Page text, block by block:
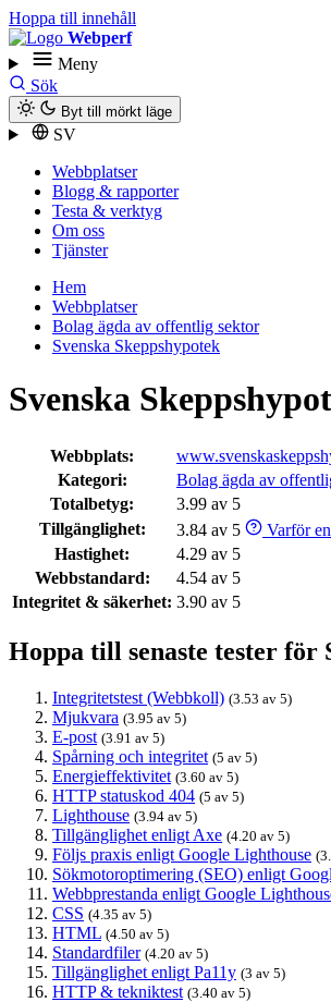
Hoppa till innehåll
Webperf
Meny
Sök
Byt till mörkt läge
SV
Webbplatser
Blogg & rapporter
Testa & verktyg
Om oss
Tjänster
Hem
Webbplatser
Bolag ägda av offentlig sektor
Svenska Skeppshypotek
Svenska
Webbplats:
Kategori:
Bolag ägda av
Totalbetyg:
3.99 av 5
Tillgänglighet:
3.84 av 5
Varför
Hastighet:
4.29 av 5
Webbstandard:
4.54 av 5
Integritet & säkerhet: 3.90 av 5
Hoppa till senaste tester för
Integritetstest (Webbkoll) (3.53 av 5)
Mjukvara (3.95 av 5)
E-post (3.91 av 5)
Spårning och integritet (5 av 5)
Energieffektivitet (3.60 av 5)
HTTP statuskod 404 (5 av 5)
Lighthouse (3.94 av 5)
Tillgänglighet enligt Axe (4.20 av 5)
Följs praxis enligt Google Lighthouse
Sökmotoroptimering (SEO) enligt
Webbprestanda enligt Google
CSS (4.35 av 5)
HTML (4.50 av 5)
Standardfiler (4.20 av 5)
Tillgänglighet enligt Pa11y (3 av 5)
HTTP & tekniktest (3.40 av 5)